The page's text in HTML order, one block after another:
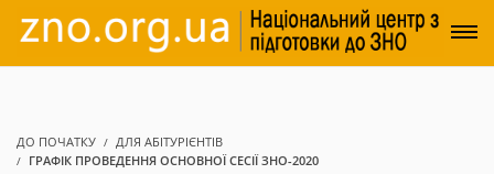
ДО ПОЧАТКУ
ДЛЯ АБІТУРІЄНТІВ
ГРАФІК ПРОВЕДЕННЯ ОСНОВНОЇ СЕСІЇ ЗНО-2020